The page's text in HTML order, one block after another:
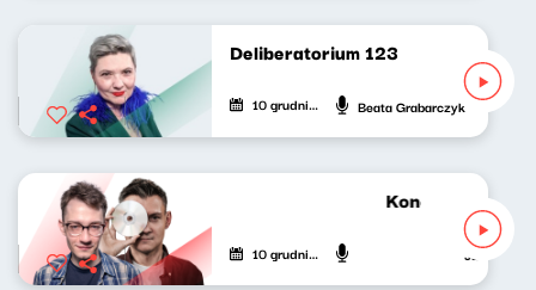
Deliberatorium 123
10 grudnia 2022 Beata Grabarczyk
Koncert życzeń
10 grudnia 2022 Jan